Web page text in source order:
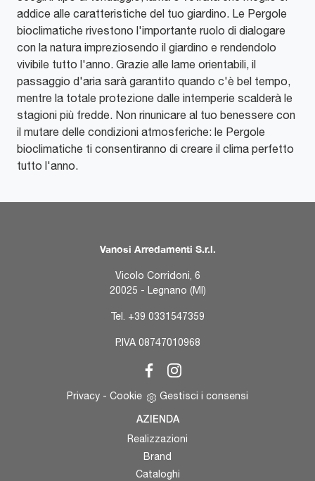
addice alle caratteristiche del tuo giardino. Le Pergole
bioclimatiche rivestono l'importante ruolo di dialogare
con la natura impreziosendo il giardino e rendendolo
vivibile tutto l'anno. Grazie alle lame orientabili, il
passaggio d'aria sarà garantito quando c'è bel tempo,
mentre la totale protezione dalle intemperie scalderà le
stagioni più fredde. Non rinunicare al tuo benessere con
il mutare delle condizioni atmosferiche: le Pergole
bioclimatiche ti consentiranno di creare il clima perfetto
tutto l'anno.
Vanosi Arredamenti S.r.l.
Vicolo Corridoni, 6
20025 - Legnano (MI)
Tel. +39 0331547359
P.IVA 08747010968
Privacy - Cookie Gestisci i consensi
AZIENDA
Realizzazioni
Brand
Cataloghi